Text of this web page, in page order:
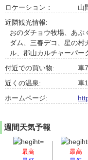
ロケーション：
山
近隣観光情報:
おのダチョウ牧場、あぶ
ダム、三春デコ、星の村
ル、郡山カルチャーパー
付近での買い物:
車
近くの温泉:
車
ホームページ:
週間天気予報
最高
最高